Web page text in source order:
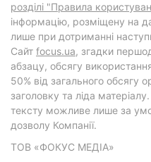
розділі "Правила
інформацію, розміщену на
лише при дотриманні
Cайт focus.ua, згадки
абзацу, обсягу
50% від загального обсягу
заголовку та ліда
тексту можливе лише за
дозволу Компанії.
ТОВ «ФОКУС МЕДІА»